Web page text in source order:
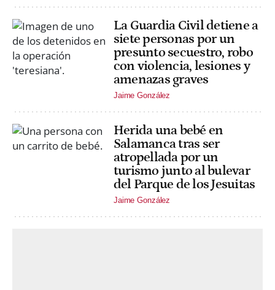
La Guardia Civil detiene a
siete personas por un
presunto secuestro, robo
con violencia, lesiones y
amenazas graves
Jaime González
Herida una bebé en
Salamanca tras ser
atropellada por un
turismo junto al bulevar
del Parque de los Jesuitas
Jaime González